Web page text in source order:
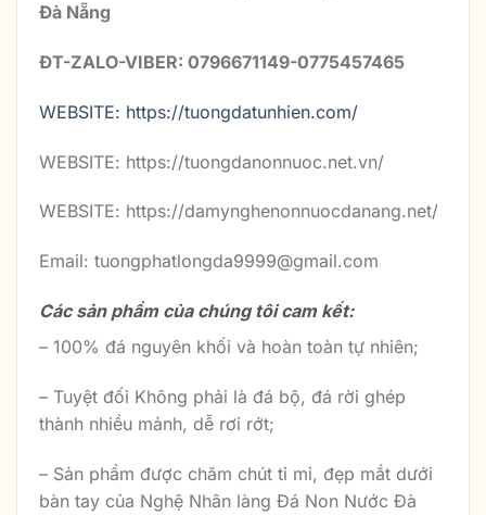
Đà Nẵng
ĐT-ZALO-VIBER: 0796671149-0775457465
WEBSITE: https://tuongdatunhien.com/
WEBSITE: https://tuongdanonnuoc.net.vn/
WEBSITE: https://damynghenonnuocdanang.net/
Email: tuongphatlongda9999@gmail.com
Các sản phẩm của chúng tôi cam kết:
– 100% đá nguyên khối và hoàn toàn tự nhiên;
– Tuyệt đối Không phải là đá bộ, đá rời ghép
thành nhiều mảnh, dễ rơi rớt;
– Sản phẩm được chăm chút tỉ mỉ, đẹp mắt dưới
bàn tay của Nghệ Nhân làng Đá Non Nước Đà